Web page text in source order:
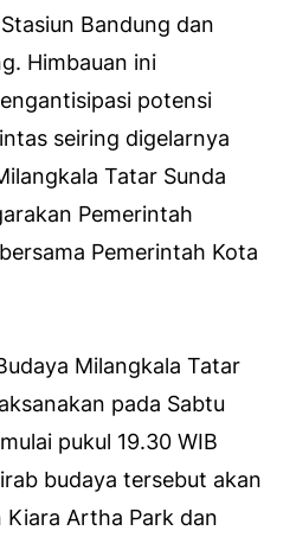
Bandung dan
Himbauan ini
potensi
seiring digelarnya
Tatar Sunda
Pemerintah
Pemerintah Kota
Milangkala Tatar
pada Sabtu
pukul 19.30 WIB
budaya tersebut akan
Kiara Artha Park dan